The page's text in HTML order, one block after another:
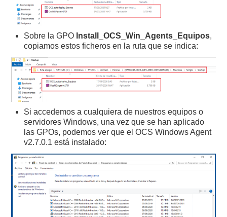
Sobre la GPO Install_OCS_Win_Agents_Equipos,
copiamos estos ficheros en la ruta que se indica:
Si accedemos a cualquiera de nuestros equipos o
servidores Windows, una vez que se han aplicado
las GPOs, podemos ver que el OCS Windows Agent
v2.7.0.1 está instalado: